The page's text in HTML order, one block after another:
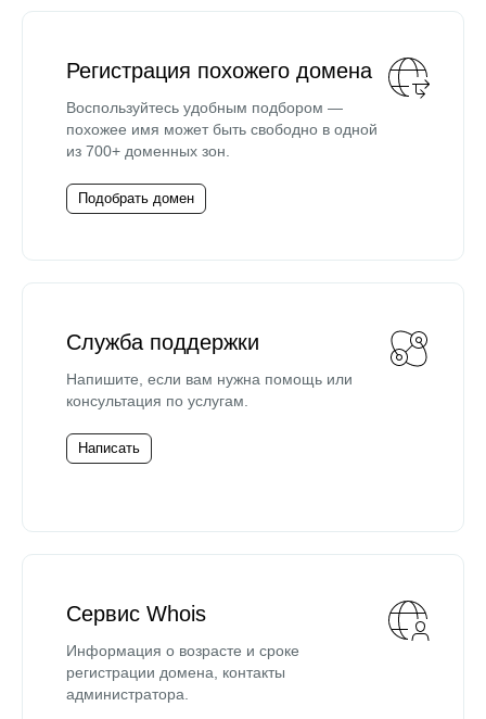
Регистрация похожего домена
Воспользуйтесь удобным подбором —
похожее имя может быть свободно в одной
из 700+ доменных зон.
Подобрать домен
Служба поддержки
Напишите, если вам нужна помощь или
консультация по услугам.
Написать
Сервис Whois
Информация о возрасте и сроке
регистрации домена, контакты
администратора.